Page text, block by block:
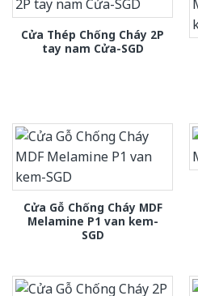
Cửa Thép Chống Cháy 2P
tay nam Cửa-SGD
Cửa Gỗ Chống Cháy MDF
Melamine P1 van kem-
SGD